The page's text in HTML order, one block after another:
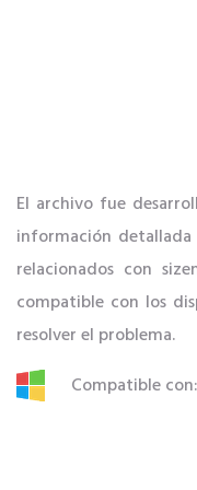
El archivo fue
información detallada
relacionados con
compatible con los
resolver el problema.
Compatible